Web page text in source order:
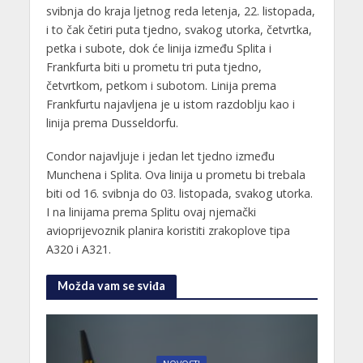
svibnja do kraja ljetnog reda letenja, 22. listopada,
i to čak četiri puta tjedno, svakog utorka, četvrtka,
petka i subote, dok će linija između Splita i
Frankfurta biti u prometu tri puta tjedno,
četvrtkom, petkom i subotom. Linija prema
Frankfurtu najavljena je u istom razdoblju kao i
linija prema Dusseldorfu.
Condor najavljuje i jedan let tjedno između
Munchena i Splita. Ova linija u prometu bi trebala
biti od 16. svibnja do 03. listopada, svakog utorka.
I na linijama prema Splitu ovaj njemački
avioprijevoznik planira koristiti zrakoplove tipa
A320 i A321.
Možda vam se sviđa